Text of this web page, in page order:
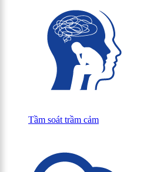
Tầm soát trầm cảm